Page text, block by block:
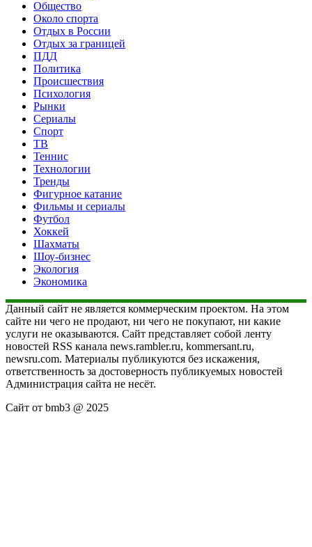
Общество
Около спорта
Отдых в России
Отдых за границей
ПДД
Политика
Происшествия
Психология
Рынки
Сериалы
Спорт
ТВ
Теннис
Технологии
Тренды
Фигурное катание
Фильмы и сериалы
Футбол
Хоккей
Шахматы
Шоу-бизнес
Экология
Экономика
Данный сайт не является коммерческим проектом. На этом
сайте ни чего не продают, ни чего не покупают, ни какие
услуги не оказываются. Сайт представляет собой ленту
новостей RSS канала news.rambler.ru, kommersant.ru,
newsru.com. Материалы публикуются без искажения,
ответственность за достоверность публикуемых новостей
Администрация сайта не несёт.
Сайт от bmb3 @ 2025